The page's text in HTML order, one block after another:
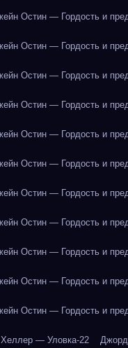
Остин — Гордость и
Остин — Гордость и
Остин — Гордость и
Остин — Гордость и
Остин — Гордость и
Остин — Гордость и
Остин — Гордость и
Остин — Гордость и
Остин — Гордость и
Остин — Гордость и
Остин — Гордость и
— Уловка-22